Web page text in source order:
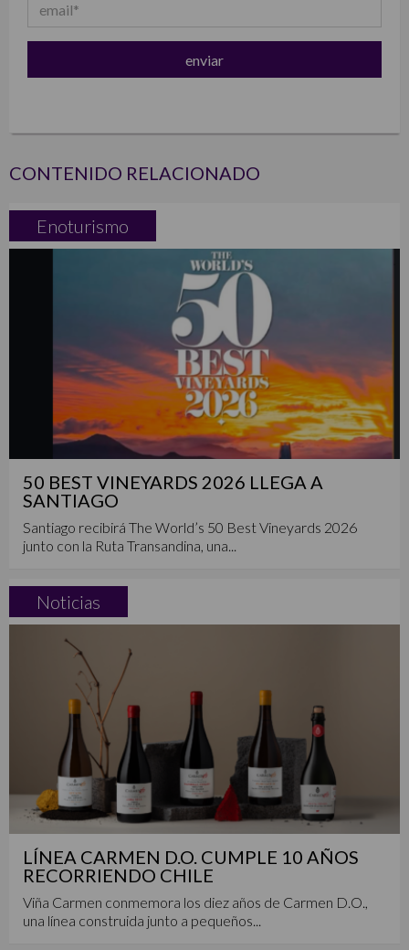
CONTENIDO RELACIONADO
Enoturismo
50 BEST VINEYARDS 2026 LLEGA A
SANTIAGO
Santiago recibirá The World’s 50 Best Vineyards 2026
junto con la Ruta Transandina, una...
Noticias
LÍNEA CARMEN D.O. CUMPLE 10 AÑOS
RECORRIENDO CHILE
Viña Carmen conmemora los diez años de Carmen D.O.,
una línea construida junto a pequeños...